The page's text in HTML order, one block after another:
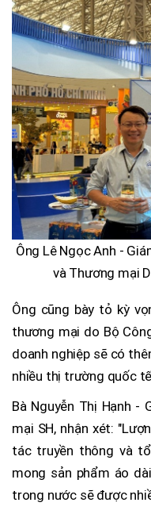
Ông Lê Ngọc Anh -
và Thương mại
Ông cũng bày tỏ kỳ
thương mại do Bộ
doanh nghiệp sẽ có
nhiều thị trường quốc
Bà Nguyễn Thị Hạnh -
mại SH, nhận xét:
tác truyền thông và
mong sản phẩm áo
trong nước sẽ được